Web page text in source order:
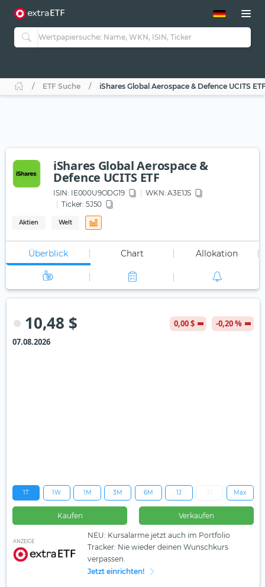
ETF-Guide 2.0
Guide Aktive ETFs
ETF-Sparpläne
ETF Suche iShares Global Aerospace & Defence UCITS
iShares Global Aerospace &
Defence UCITS ETF
ISIN: IE000U9ODG19 WKN: A3E1JS
Ticker: 5J50
Aktien Welt
Überblick Chart Allokation
10,48 $ 0,00 $
-0,20 %
07.08.2026
1T 1W 1M 3M 6M 1J Max
Kaufen Verkaufen
ANZEIGE
NEU: Kursalarme jetzt auch im Portfolio
Tracker: Nie wieder deinen Wunschkurs
verpassen.
Jetzt einrichten!